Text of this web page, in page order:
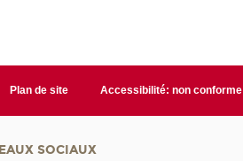
Plan de site Accessibilité: non conforme
SOCIAUX